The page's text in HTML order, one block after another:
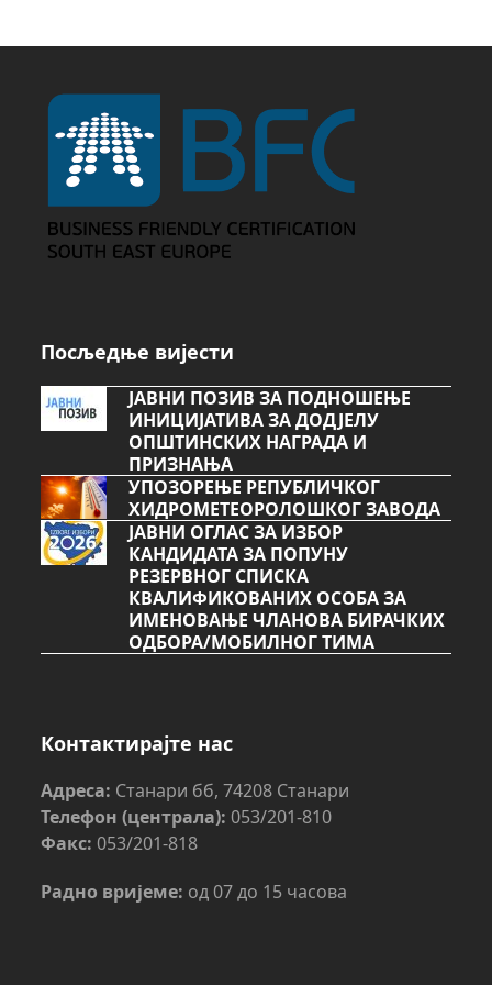
Посљедње вијести
ЈАВНИ ПОЗИВ ЗА ПОДНОШЕЊЕ
ИНИЦИЈАТИВА ЗА ДОДЈЕЛУ
ОПШТИНСКИХ НАГРАДА И
ПРИЗНАЊА
УПОЗОРЕЊЕ РЕПУБЛИЧКОГ
ХИДРОМЕТЕОРОЛОШКОГ ЗАВОДА
ЈАВНИ ОГЛАС ЗА ИЗБОР
КАНДИДАТА ЗА ПОПУНУ
РЕЗЕРВНОГ СПИСКА
КВАЛИФИКОВАНИХ ОСОБА ЗА
ИМЕНОВАЊЕ ЧЛАНОВА БИРАЧКИХ
ОДБОРА/МОБИЛНОГ ТИМА
Контактирајте нас
Адреса: Станари бб, 74208 Станари
Телефон (централа): 053/201-810
Факс: 053/201-818
Радно вријеме: од 07 до 15 часова